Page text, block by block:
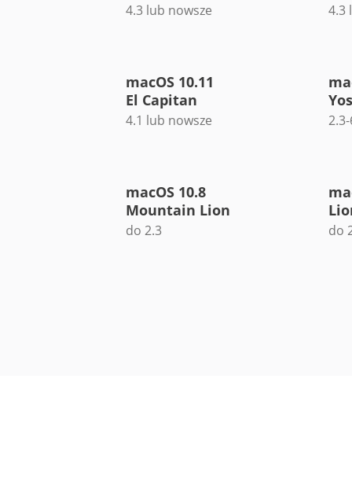
4.3 lub nowsze 4.3
macOS 10.11
El Capitan
4.1 lub nowsze
macOS 10.8
Mountain Lion
do 2.3 do